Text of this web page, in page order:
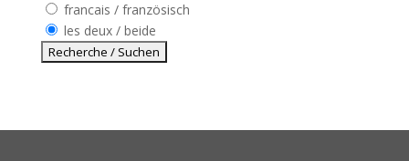
francais / französisch
les deux / beide